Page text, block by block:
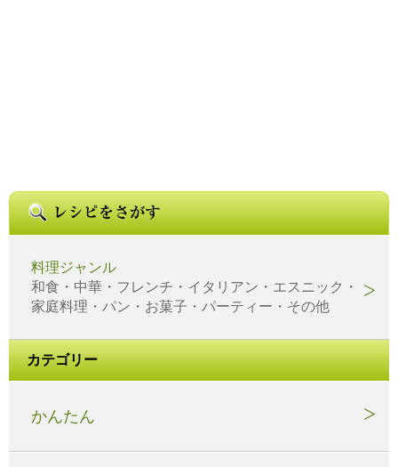
料理ジャンル
和食・中華・フレンチ・イタリアン・エスニック・
家庭料理・パン・お菓子・パーティー・その他
カテゴリー
かんたん